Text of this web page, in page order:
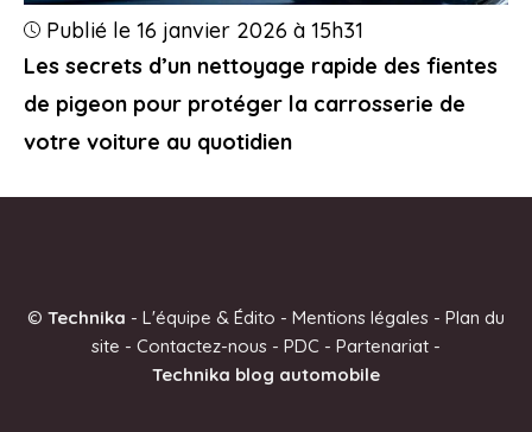
Les secrets d’un nettoyage rapide des fientes
de pigeon pour protéger la carrosserie de
votre voiture au quotidien
Publié le 16 janvier 2026 à 15h31
© Technika - L'équipe & Édito - Mentions légales - Plan du
site - Contactez-nous - PDC - Partenariat -
Technika blog automobile